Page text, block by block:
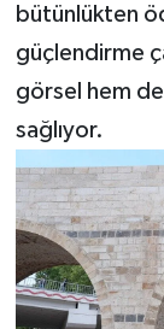
bütünlükten
güçlendirme
görsel hem de
sağlıyor.